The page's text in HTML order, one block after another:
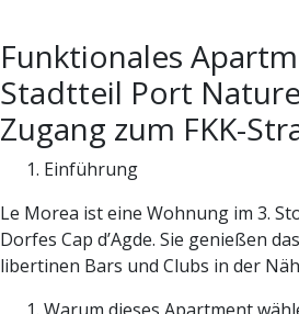
Funktionales
Stadtteil Port
Zugang zum FKK-
Einführung
Le Morea ist eine Wohnung im 3.
Dorfes Cap d’Agde. Sie genießen
libertinen Bars und Clubs in der